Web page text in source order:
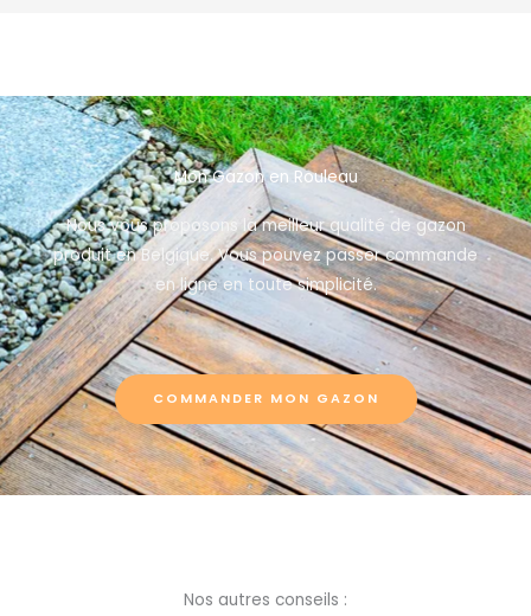
Mon Gazon en Rouleau
Nous vous proposons la meilleur qualité de gazon
produit en Belgique. Vous pouvez passer commande
en ligne en toute simplicité.
COMMANDER MON GAZON
Nos autres conseils :